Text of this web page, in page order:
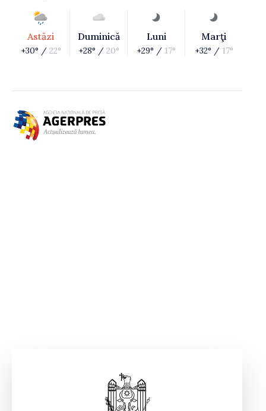
Astăzi
+30° / 22°
Duminică
+28° / 20°
Luni
+29° / 17°
Marţi
+32° / 17°